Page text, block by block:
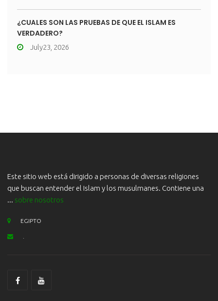
¿CUÁLES SON LAS PRUEBAS DE QUE EL ISLAM ES
VERDADERO?
July23, 2026
Este sitio web está dirigido a personas de diversas religiones
que buscan entender el Islam y los musulmanes. Contiene una
... sobre nosotros
EGIPTO